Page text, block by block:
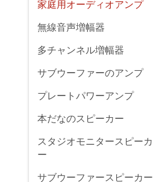
家庭用オーディオアンプ
無線音声増幅器
多チャンネル増幅器
サブウーファーのアンプ
プレートパワーアンプ
本だなのスピーカー
スタジオモニタースピーカ
ー
サブウーファースピーカー